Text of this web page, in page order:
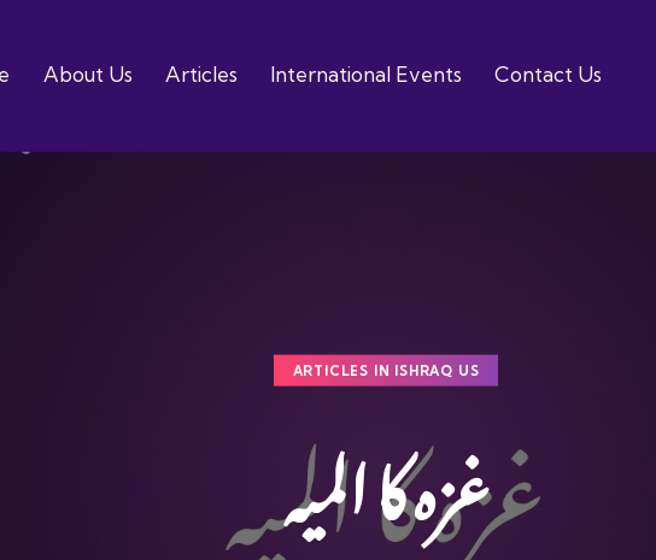
About Us Articles International Events Contact Us
ARTICLES IN ISHRAQ US
غزہ کا المیہ